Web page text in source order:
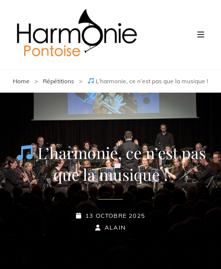
Home > Répétitions > L’harmonie, ce n’est pas que la musique !
L’harmonie, ce n’est pas
que la musique !
POSTED-
13 OCTOBRE 2025
BY
BYLINE
ALAIN